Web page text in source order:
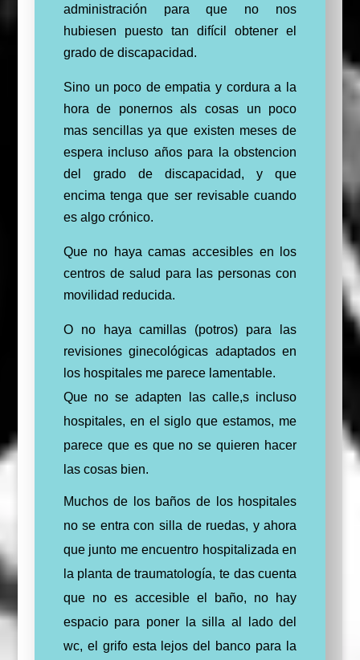
administración para que no nos
hubiesen puesto tan difícil obtener el
grado de discapacidad.
Sino un poco de empatia y cordura a la
hora de ponernos als cosas un poco
mas sencillas ya que existen meses de
espera incluso años para la obstencion
del grado de discapacidad, y que
encima tenga que ser revisable cuando
es algo crónico.
Que no haya camas accesibles en los
centros de salud para las personas con
movilidad reducida.
O no haya camillas (potros) para
las
revisiones ginecológicas adaptados en
los hospitales me parece lamentable.
Que no se adapten las calle,s incluso
hospitales, en el siglo que estamos, me
parece que es que no se quieren hacer
las cosas bien.
Muchos de los baños de los hospitales
no se entra con silla de ruedas, y ahora
que junto me encuentro hospitalizada en
la planta de traumatología, te das cuenta
que no es accesible el baño, no hay
espacio para poner la silla al lado del
wc, el grifo esta lejos del banco para la